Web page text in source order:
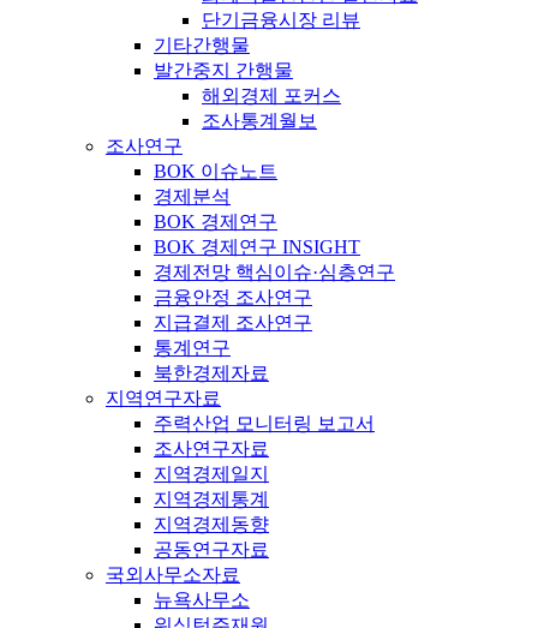
단기금융시장 리뷰
기타간행물
발간중지 간행물
해외경제 포커스
조사통계월보
조사연구
BOK 이슈노트
경제분석
BOK 경제연구
BOK 경제연구 INSIGHT
경제전망 핵심이슈·심층연구
금융안정 조사연구
지급결제 조사연구
통계연구
북한경제자료
지역연구자료
주력산업 모니터링 보고서
조사연구자료
지역경제일지
지역경제통계
지역경제동향
공동연구자료
국외사무소자료
뉴욕사무소